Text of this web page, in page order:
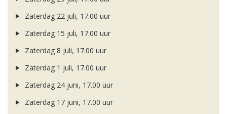
Zaterdag 22 juli, 17.00 uur
Zaterdag 15 juli, 17.00 uur
Zaterdag 8 juli, 17.00 uur
Zaterdag 1 juli, 17.00 uur
Zaterdag 24 juni, 17.00 uur
Zaterdag 17 juni, 17.00 uur